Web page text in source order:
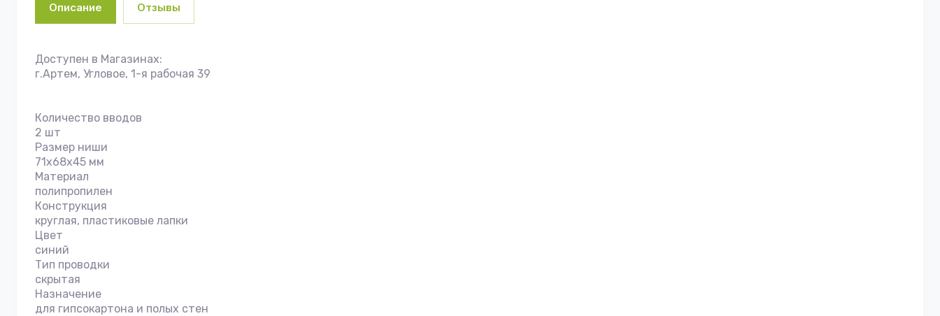
Описание Отзывы
Доступен в Магазинах:
г.Артем, Угловое, 1-я рабочая 39
Количество вводов
2 шт
Размер ниши
71х68х45 мм
Материал
полипропилен
Конструкция
круглая, пластиковые лапки
Цвет
синий
Тип проводки
скрытая
Назначение
для гипсокартона и полых стен